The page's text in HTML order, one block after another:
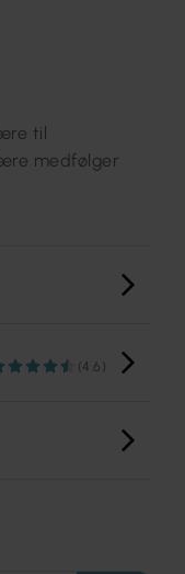
til
medfølger
(4.6)